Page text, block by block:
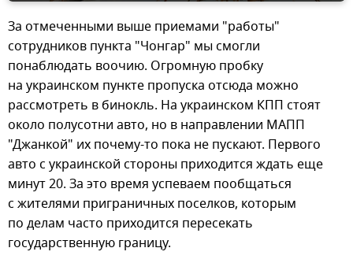
За отмеченными выше приемами "работы"
сотрудников пункта "Чонгар" мы смогли
понаблюдать воочию. Огромную пробку
на украинском пункте пропуска отсюда можно
рассмотреть в бинокль. На украинском КПП стоят
около полусотни авто, но в направлении МАПП
"Джанкой" их почему-то пока не пускают. Первого
авто с украинской стороны приходится ждать еще
минут 20. За это время успеваем пообщаться
с жителями приграничных поселков, которым
по делам часто приходится пересекать
государственную границу.